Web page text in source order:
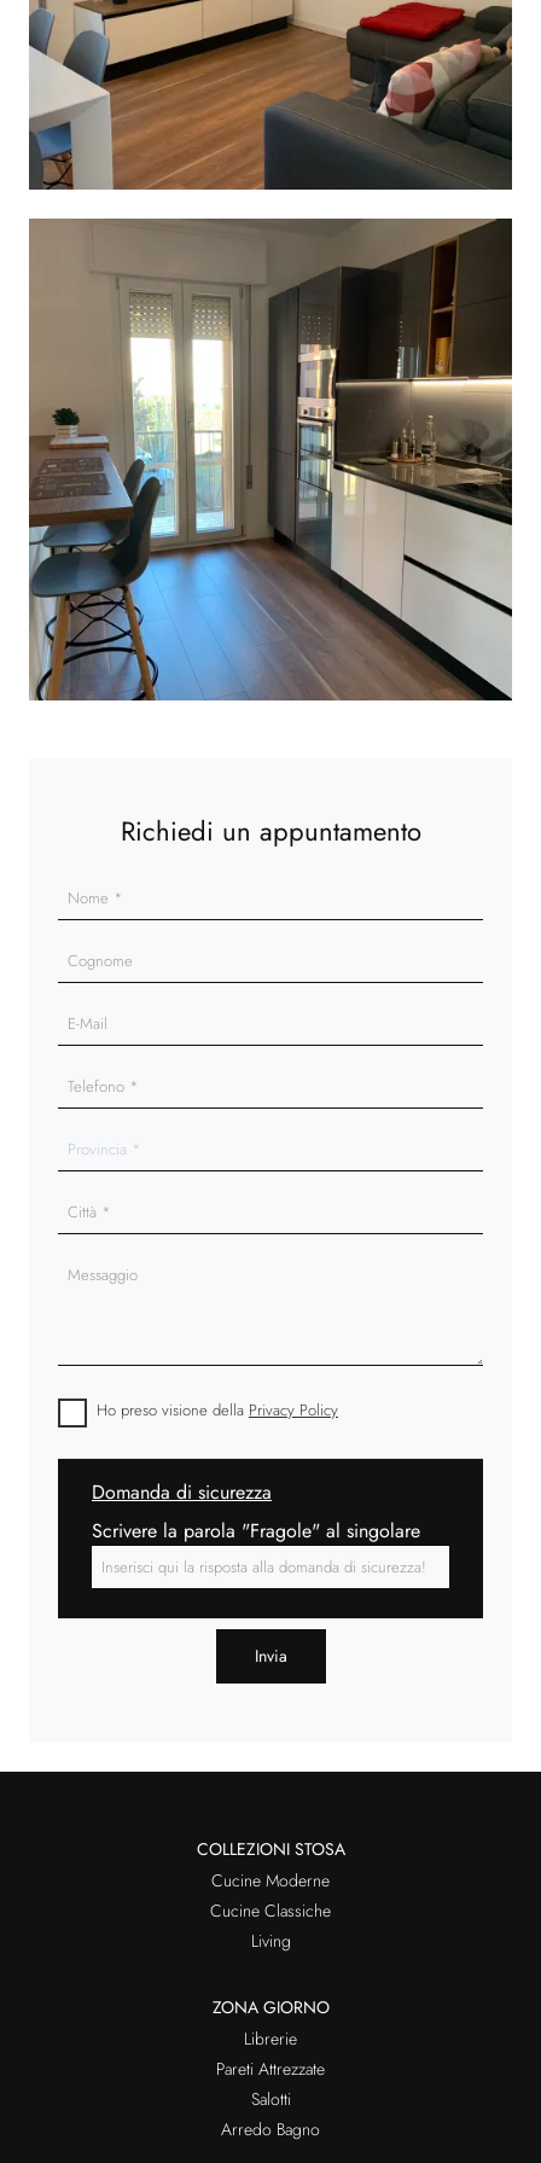
Richiedi un appuntamento
Ho preso visione della Privacy Policy
Domanda di sicurezza
Scrivere la parola "Fragole" al singolare
Invia
COLLEZIONI STOSA
Cucine Moderne
Cucine Classiche
Living
ZONA GIORNO
Librerie
Pareti Attrezzate
Salotti
Arredo Bagno